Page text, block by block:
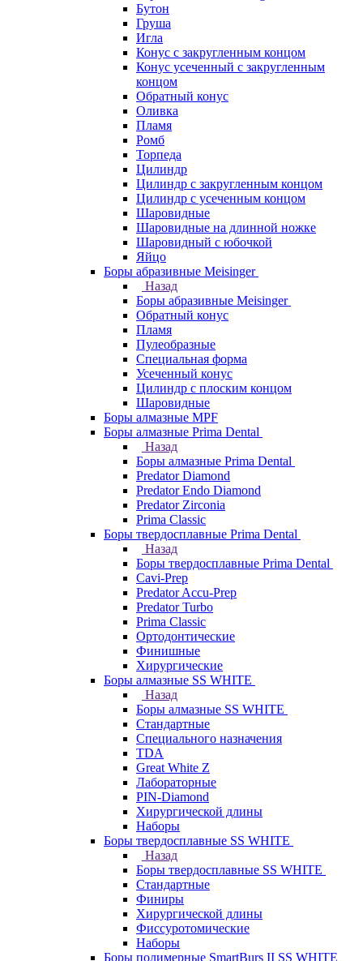
Бутон
Груша
Игла
Конус c закругленным концом
Конус усеченный c закругленным
концом
Обратный конус
Оливка
Пламя
Ромб
Торпеда
Цилиндр
Цилиндр с закругленным концом
Цилиндр с усеченным концом
Шаровидные
Шаровидные на длинной ножке
Шаровидный с юбочкой
Яйцо
Боры абразивные Meisinger
Назад
Боры абразивные Meisinger
Обратный конус
Пламя
Пулеобразные
Специальная форма
Усеченный конус
Цилиндр с плоским концом
Шаровидные
Боры алмазные MPF
Боры алмазные Prima Dental
Назад
Боры алмазные Prima Dental
Predator Diamond
Predator Endo Diamond
Predator Zirconia
Prima Classic
Боры твердосплавные Prima Dental
Назад
Боры твердосплавные Prima Dental
Cavi-Prep
Predator Accu-Prep
Predator Turbo
Prima Classic
Ортодонтические
Финишные
Хирургические
Боры алмазные SS WHITE
Назад
Боры алмазные SS WHITE
Стандартные
Специального назначения
TDA
Great White Z
Лабораторные
PIN-Diamond
Хирургической длины
Наборы
Боры твердосплавные SS WHITE
Назад
Боры твердосплавные SS WHITE
Стандартные
Финиры
Хирургической длины
Фиссуротомические
Наборы
Боры полимерные SmartBurs II SS WHITE